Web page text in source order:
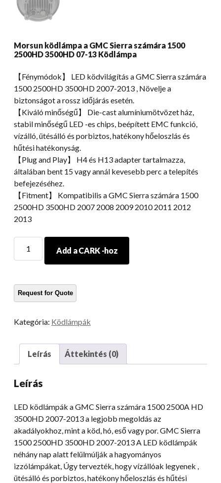
Morsun ködlámpa a GMC Sierra számára 1500
2500HD 3500HD 07-13 Ködlámpa
【Fénymódok】 LED ködvilágítás a GMC Sierra számára
1500 2500HD 3500HD 2007-2013 , Növelje a
biztonságot a rossz időjárás esetén.
【Kiváló minőségű】 Die-cast alumíniumötvözet ház,
stabil minőségű LED -es chips, beépített EMC funkció,
vízálló, ütésálló és porbiztos, hatékony hőeloszlás és
hűtési hatékonyság.
【Plug and Play】 H4 és H13 adapter tartalmazza,
általában bent 15 vagy annál kevesebb perc a telepítés
befejezéséhez.
【Fitment】 Kompatibilis a GMC Sierra számára 1500
2500HD 3500HD 2007 2008 2009 2010 2011 2012
2013
ködlámpa
Sierra
számára
2500HD
mennyiség
Add a CARK -hoz
Kategória: Ködlámpák
Leírás Áttekintés (0)
Leírás
LED ködlámpák a GMC Sierra számára 1500 2500A HD
3500HD 2007-2013 a legjobb megoldás az
akadályokhoz, mint a köd, hó, eső vagy por. GMC Sierra
1500 2500HD 3500HD 2007-2013 A LED ködlámpák
néhány nap alatt felülmúlják a hagyományos
izzólámpákat, Úgy tervezték, hogy vízállóak legyenek ,
ütésálló és porbiztos, hatékony hőeloszlás és hűtési